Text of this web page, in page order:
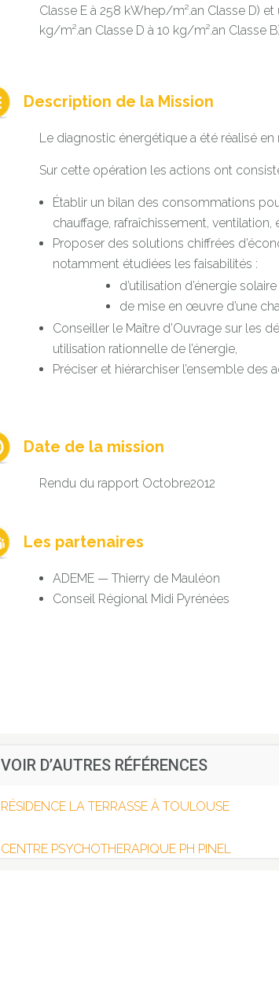
Classe E à 258 kWhep/m².an Classe D) et
kg/m².an Classe D à 10 kg/m².an Classe
Description de la Mission
Le diagnostic énergétique a été réalisé en
Sur cette opération les actions ont
Établir un bilan des consommations
chauffage, rafraîchissement, ventilation,
Proposer des solutions chiffrées
notamment étudiées les faisabilités :
d’utilisation d’énergie
de mise en œuvre d’une
Conseiller le Maître d’Ouvrage sur les
utilisation rationnelle de l’énergie,
Préciser et hiérarchiser l’ensemble des
Date de la mission
Rendu du rapport Octobre2012
Les partenaires
ADEME — Thierry de Mauléon
Conseil Régional Midi Pyrénées
VOIR D’AUTRES RÉFÉRENCES
RÉSIDENCE LA TERRASSE À TOULOUSE
CENTRE PSYCHOTHERAPIQUE PH PINEL